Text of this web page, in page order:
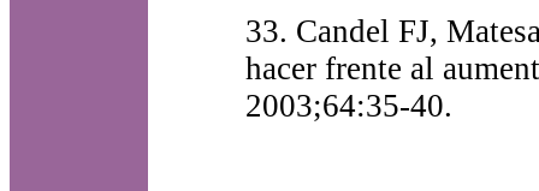
33. Candel FJ,
hacer frente al
2003;64:35-40.